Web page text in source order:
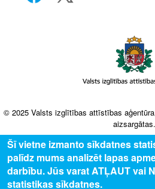
© 2025 Valsts izglītības attīstības
aizsargātas.
Šī vietne izmanto sīkdatnes
palīdz mums analizēt lapas
darbību. Jūs varat ATĻAUT vai
statistikas sīkdatnes.